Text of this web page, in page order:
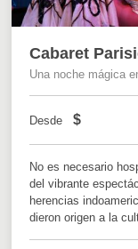
Cabaret
Una noche mágica
Desde $
No es necesario
del vibrante
herencias
dieron origen a la